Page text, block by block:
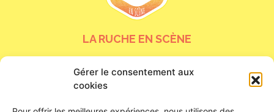
Gérer le consentement aux
cookies
LA RUCHE EN SCÈNE
45000 Orléans